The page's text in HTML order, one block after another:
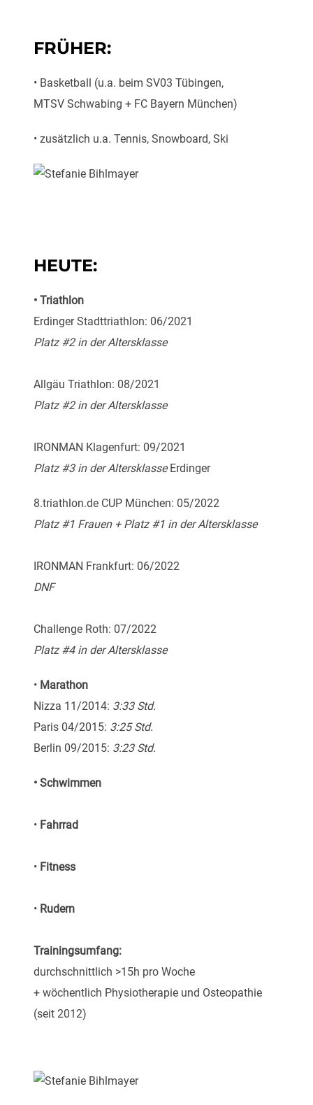
FRÜHER:
• Basketball (u.a. beim SV03 Tübingen,
MTSV Schwabing + FC Bayern München)
• zusätzlich u.a. Tennis, Snowboard, Ski
HEUTE:
• Triathlon
Erdinger Stadttriathlon: 06/2021
Platz #2 in der Altersklasse
Allgäu Triathlon: 08/2021
Platz #2 in der Altersklasse
IRONMAN Klagenfurt: 09/2021
Platz #3 in der Altersklasse Erdinger
8.triathlon.de CUP München: 05/2022
Platz #1 Frauen + Platz #1 in der Altersklasse
IRONMAN Frankfurt: 06/2022
DNF
Challenge Roth: 07/2022
Platz #4 in der Altersklasse
• Marathon
Nizza 11/2014: 3:33 Std.
Paris 04/2015: 3:25 Std.
Berlin 09/2015: 3:23 Std.
• Schwimmen
• Fahrrad
• Fitness
• Rudern
Trainingsumfang:
durchschnittlich >15h pro Woche
+ wöchentlich Physiotherapie und Osteopathie
(seit 2012)